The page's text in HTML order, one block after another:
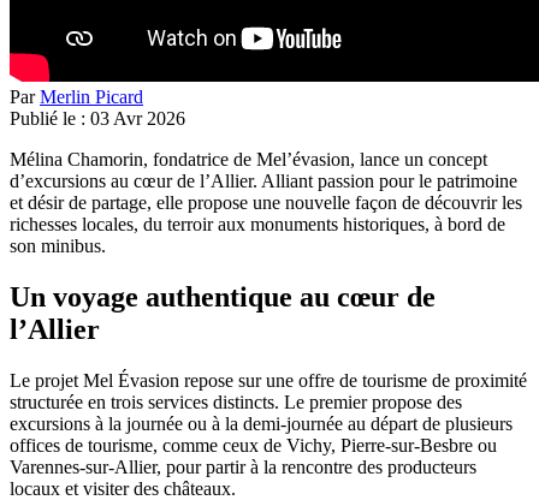
ParMerlin Picard
Publié le : 03 Avr 2026
Mélina Chamorin, fondatrice de Mel’évasion, lance un concept
d’excursions au cœur de l’Allier. Alliant passion pour le patrimoine
et désir de partage, elle propose une nouvelle façon de découvrir les
richesses locales, du terroir aux monuments historiques, à bord de
son minibus.
Un voyage authentique au cœur de
l’Allier
Le projet Mel Évasion repose sur une offre de tourisme de proximité
structurée en trois services distincts. Le premier propose des
excursions à la journée ou à la demi-journée au départ de plusieurs
offices de tourisme, comme ceux de Vichy, Pierre-sur-Besbre ou
Varennes-sur-Allier, pour partir à la rencontre des producteurs
locaux et visiter des châteaux.